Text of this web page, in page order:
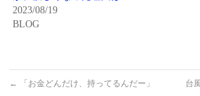
開
き
ま
し
い
で
開
き
2023/08/19
BLOG
← 「お金どんだけ、持ってるんだー」 台